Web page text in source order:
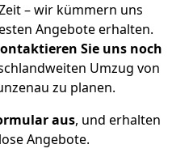
– wir kümmern uns
Angebote erhalten.
Sie uns noch
Umzug von
zu planen.
aus, und erhalten
Angebote.